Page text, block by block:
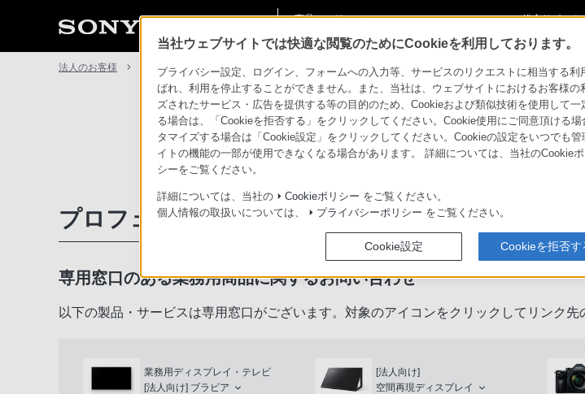
商品・ソリューショ
ン情報
総合サポート
法人のお客様 サポート・お問い合わせ
プロフェッショナル／業務用製品に関するサポー
専用窓口のある業務用商品に関するお問い合わせ
以下の製品・サービスは専用窓口がございます。対象のアイコンをクリックしてリンク先
業務用ディスプレイ・テレビ
[法人向け] ブラビア
[法人向け]
空間再現ディスプレイ
当社ウェブサイトでは快適な閲覧のためにCookieを利用しております。
プライバシー設定、ログイン、フォームへの入力等、サービスのリクエストに相当する
ばれ、利用を停止することができません。また、当社は、ウェブサイトにおけるお客様
ズされたサービス・広告を提供する等の目的のため、Cookieおよび類似技術を使用して
る場合は、「Cookieを拒否する」をクリックしてください。Cookie使用にご同意頂ける
タマイズする場合は「Cookie設定」をクリックしてください。Cookieの設定をいつでも
イトの機能の一部が使用できなくなる場合があります。 詳細については、当社のCookie
シーをご覧ください。
詳細については、当社の Cookieポリシー をご覧ください。
個人情報の取扱いについては、
プライバシーポリシー をご覧ください。
Cookie設定 Cookieを拒否す